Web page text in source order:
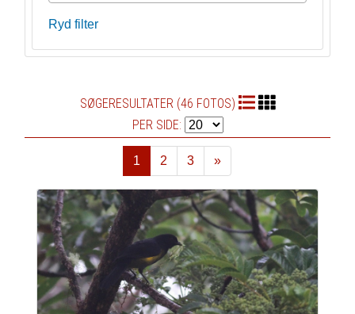
Ryd filter
SØGERESULTATER (46 FOTOS)
PER SIDE:
1 2 3
»
Næste